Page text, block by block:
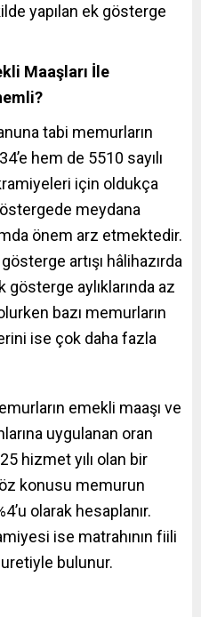
yapılan ek gösterge
Maaşları İle
tabi memurların
hem de 5510 sayılı
için oldukça
meydana
önem arz etmektedir.
artışı hâlihazırda
gösterge aylıklarında az
bazı memurların
ise çok daha fazla
emekli maaşı ve
uygulanan oran
hizmet yılı olan bir
konusu memurun
olarak hesaplanır.
ise matrahının fiili
bulunur.